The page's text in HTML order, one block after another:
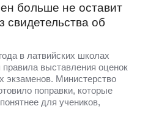
больше не оставит
свидетельства об
в латвийских школах
правила выставления оценок
экзаменов. Министерство
поправки, которые
для учеников,